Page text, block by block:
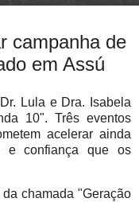
campanha de
em Assú
Lula e Dra. Isabela
10". Três eventos
acelerar ainda
e confiança que os
chamada "Geração